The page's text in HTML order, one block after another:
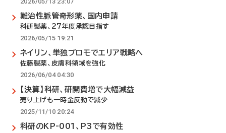
難治性脈管奇形薬、国内申請
科研製薬、27年度承認目指す
2026/05/15 19:21
ネイリン、単独プロモでエリア戦略へ
佐藤製薬、皮膚科領域を強化
2026/06/04 04:30
【決算】科研、研開費増で大幅減益
売り上げも一時金反動で減少
2025/11/10 20:24
科研のKP-001、P3で有効性